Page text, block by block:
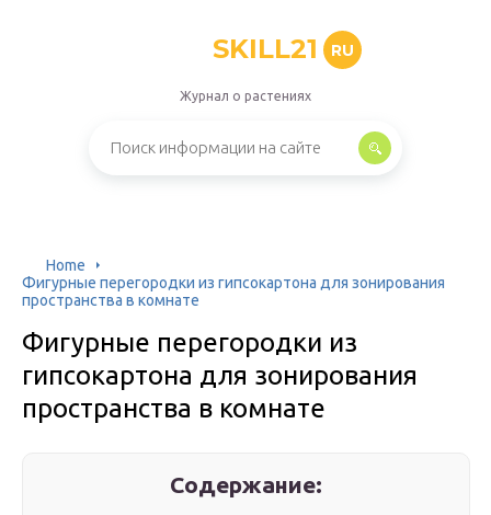
SKILL21 RU
Журнал о растениях
Home
Фигурные перегородки из гипсокартона для зонирования
пространства в комнате
Фигурные перегородки из
гипсокартона для зонирования
пространства в комнате
Содержание: